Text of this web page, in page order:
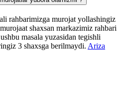
rahbarimizga murojat yollashingiz
shaxsan markazimiz rahbari
masala yuzasidan tegishli
3 shaxsga berilmaydi. Ariza